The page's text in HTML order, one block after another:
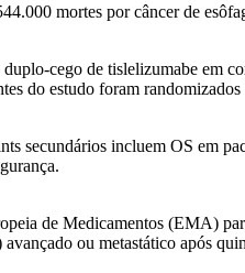
mortes por câncer de
cego de tislelizumabe em
do estudo foram
secundários incluem OS em
de Medicamentos (EMA)
ou metastático após